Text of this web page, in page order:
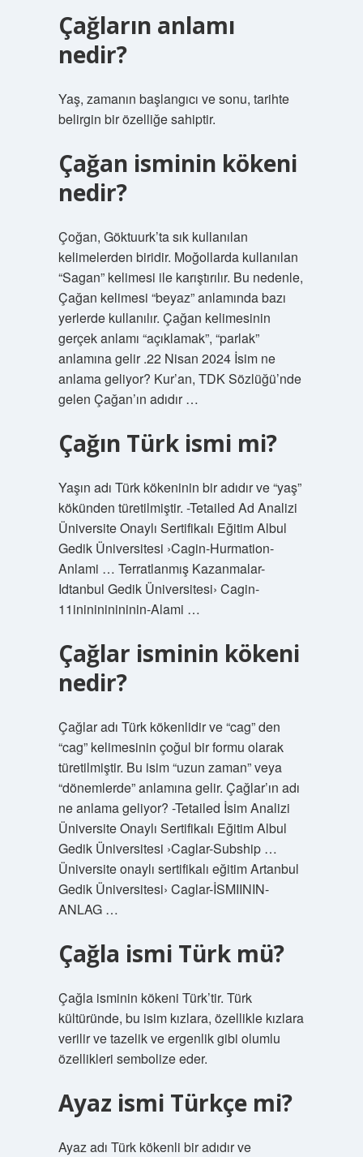
Çağların anlamı
nedir?
Yaş, zamanın başlangıcı ve sonu, tarihte
belirgin bir özelliğe sahiptir.
Çağan isminin kökeni
nedir?
Çoğan, Göktuurk’ta sık kullanılan
kelimelerden biridir. Moğollarda kullanılan
“Sagan” kelimesi ile karıştırılır. Bu nedenle,
Çağan kelimesi “beyaz” anlamında bazı
yerlerde kullanılır. Çağan kelimesinin
gerçek anlamı “açıklamak”, “parlak”
anlamına gelir .22 Nisan 2024 İsim ne
anlama geliyor? Kur’an, TDK Sözlüğü’nde
gelen Çağan’ın adıdır …
Çağın Türk ismi mi?
Yaşın adı Türk kökeninin bir adıdır ve “yaş”
kökünden türetilmiştir. -Tetailed Ad Analizi
Üniversite Onaylı Sertifikalı Eğitim Albul
Gedik Üniversitesi ›Cagin-Hurmation-
Anlami … Terratlanmış Kazanmalar-
Idtanbul Gedik Üniversitesi› Cagin-
11ininininininin-Alami …
Çağlar isminin kökeni
nedir?
Çağlar adı Türk kökenlidir ve “cag” den
“cag” kelimesinin çoğul bir formu olarak
türetilmiştir. Bu isim “uzun zaman” veya
“dönemlerde” anlamına gelir. Çağlar’ın adı
ne anlama geliyor? -Tetailed İsim Analizi
Üniversite Onaylı Sertifikalı Eğitim Albul
Gedik Üniversitesi ›Caglar-Subship …
Üniversite onaylı sertifikalı eğitim Artanbul
Gedik Üniversitesi› Caglar-İSMIININ-
ANLAG …
Çağla ismi Türk mü?
Çağla isminin kökeni Türk’tir. Türk
kültüründe, bu isim kızlara, özellikle kızlara
verilir ve tazelik ve ergenlik gibi olumlu
özellikleri sembolize eder.
Ayaz ismi Türkçe mi?
Ayaz adı Türk kökenli bir adıdır ve